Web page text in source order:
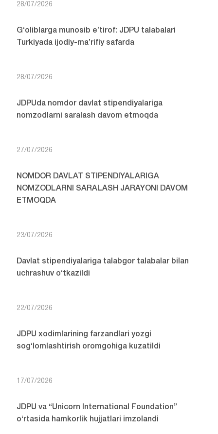
28/07/2026
G‘oliblarga munosib e’tirof: JDPU talabalari
Turkiyada ijodiy-ma’rifiy safarda
28/07/2026
JDPUda nomdor davlat stipendiyalariga
nomzodlarni saralash davom etmoqda
27/07/2026
NOMDOR DAVLAT STIPENDIYALARIGA
NOMZODLARNI SARALASH JARAYONI DAVOM
ETMOQDA
23/07/2026
Davlat stipendiyalariga talabgor talabalar bilan
uchrashuv o‘tkazildi
22/07/2026
JDPU xodimlarining farzandlari yozgi
sog‘lomlashtirish oromgohiga kuzatildi
17/07/2026
JDPU va “Unicorn International Foundation”
o‘rtasida hamkorlik hujjatlari imzolandi